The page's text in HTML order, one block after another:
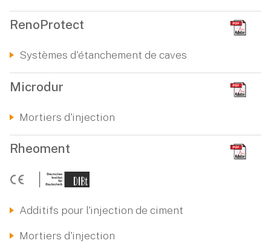
RenoProtect
Systèmes d'étanchement de caves
Microdur
Mortiers d'injection
Rheoment
Additifs pour l'injection de ciment
Mortiers d'injection